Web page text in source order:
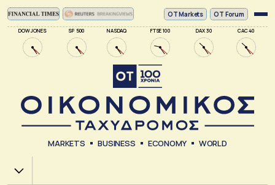
DOW JONES SP 500 NASDAQ FTSE 100 DAX 30 CAC 40
ΟΤ Markets OT Forum
MARKETS BUSINESS ECONOMY WORLD
Χ.Α.